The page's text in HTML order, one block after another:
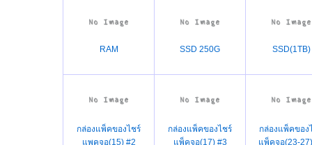
RAM SSD 250G SSD(1TB)
กล่องแพ็คของไชร์
แพคจอ(15) #2
กล่องแพ็คของไชร์
แพ็คจอ(17) #3
กล่องแพ็คของ
แพ็คจอ(23-